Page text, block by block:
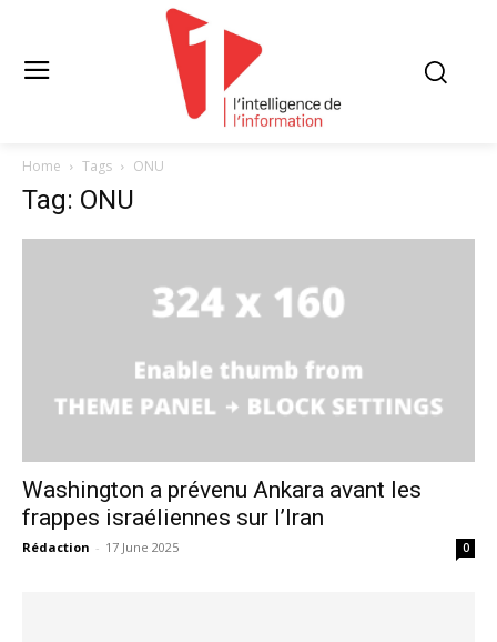
Home Tags ONU
Tag: ONU
Washington a prévenu Ankara avant les
frappes israéliennes sur l’Iran
Rédaction - 17 June 2025 0